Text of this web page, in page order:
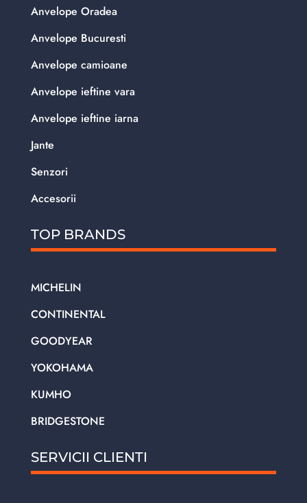
Anvelope Oradea
Anvelope Bucuresti
Anvelope camioane
Anvelope ieftine vara
Anvelope ieftine iarna
Jante
Senzori
Accesorii
TOP BRANDS
MICHELIN
CONTINENTAL
GOODYEAR
YOKOHAMA
KUMHO
BRIDGESTONE
SERVICII CLIENTI